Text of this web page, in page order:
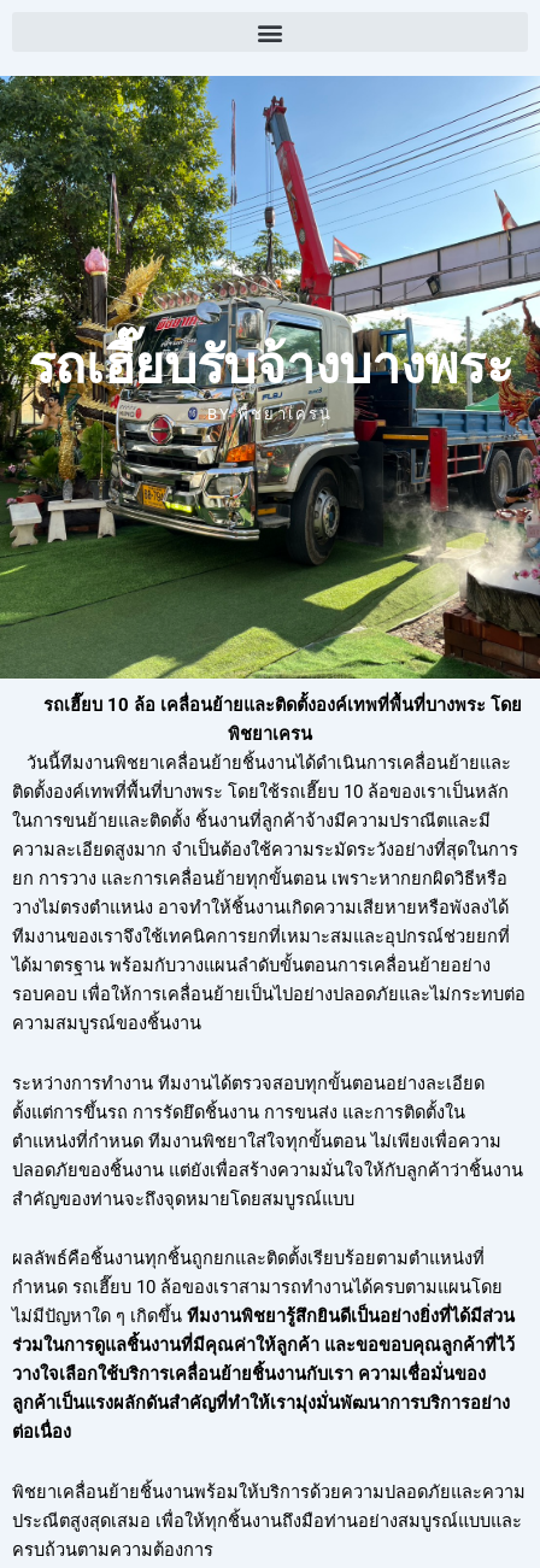
รถเฮี๊ยบรับจ้างบางพระ
BYพิชยาเครน
รถเฮี๊ยบ 10 ล้อ เคลื่อนย้ายและติดตั้งองค์เทพที่พื้นที่บางพระ โดย
พิชยาเครน
วันนี้ทีมงานพิชยาเคลื่อนย้ายชิ้นงานได้ดำเนินการเคลื่อนย้ายและ
ติดตั้งองค์เทพที่พื้นที่บางพระ โดยใช้รถเฮี๊ยบ 10 ล้อของเราเป็นหลัก
ในการขนย้ายและติดตั้ง ชิ้นงานที่ลูกค้าจ้างมีความปราณีตและมี
ความละเอียดสูงมาก จำเป็นต้องใช้ความระมัดระวังอย่างที่สุดในการ
ยก การวาง และการเคลื่อนย้ายทุกขั้นตอน เพราะหากยกผิดวิธีหรือ
วางไม่ตรงตำแหน่ง อาจทำให้ชิ้นงานเกิดความเสียหายหรือพังลงได้
ทีมงานของเราจึงใช้เทคนิคการยกที่เหมาะสมและอุปกรณ์ช่วยยกที่
ได้มาตรฐาน พร้อมกับวางแผนลำดับขั้นตอนการเคลื่อนย้ายอย่าง
รอบคอบ เพื่อให้การเคลื่อนย้ายเป็นไปอย่างปลอดภัยและไม่กระทบต่อ
ความสมบูรณ์ของชิ้นงาน
ระหว่างการทำงาน ทีมงานได้ตรวจสอบทุกขั้นตอนอย่างละเอียด
ตั้งแต่การขึ้นรถ การรัดยึดชิ้นงาน การขนส่ง และการติดตั้งใน
ตำแหน่งที่กำหนด ทีมงานพิชยาใส่ใจทุกขั้นตอน ไม่เพียงเพื่อความ
ปลอดภัยของชิ้นงาน แต่ยังเพื่อสร้างความมั่นใจให้กับลูกค้าว่าชิ้นงาน
สำคัญของท่านจะถึงจุดหมายโดยสมบูรณ์แบบ
ผลลัพธ์คือชิ้นงานทุกชิ้นถูกยกและติดตั้งเรียบร้อยตามตำแหน่งที่
กำหนด รถเฮี๊ยบ 10 ล้อของเราสามารถทำงานได้ครบตามแผนโดย
ไม่มีปัญหาใด ๆ เกิดขึ้น ทีมงานพิชยารู้สึกยินดีเป็นอย่างยิ่งที่ได้มีส่วน
ร่วมในการดูแลชิ้นงานที่มีคุณค่าให้ลูกค้า และขอขอบคุณลูกค้าที่ไว้
วางใจเลือกใช้บริการเคลื่อนย้ายชิ้นงานกับเรา ความเชื่อมั่นของ
ลูกค้าเป็นแรงผลักดันสำคัญที่ทำให้เรามุ่งมั่นพัฒนาการบริการอย่าง
ต่อเนื่อง
พิชยาเคลื่อนย้ายชิ้นงานพร้อมให้บริการด้วยความปลอดภัยและความ
ประณีตสูงสุดเสมอ เพื่อให้ทุกชิ้นงานถึงมือท่านอย่างสมบูรณ์แบบและ
ครบถ้วนตามความต้องการ